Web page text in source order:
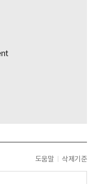
도움말 삭제기준